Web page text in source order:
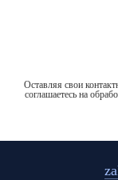
Оставляя свои
соглашаетесь на